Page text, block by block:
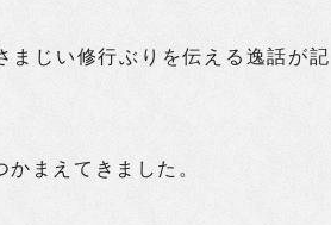
まじい修行ぶりを伝える逸話が記
まえてきました。